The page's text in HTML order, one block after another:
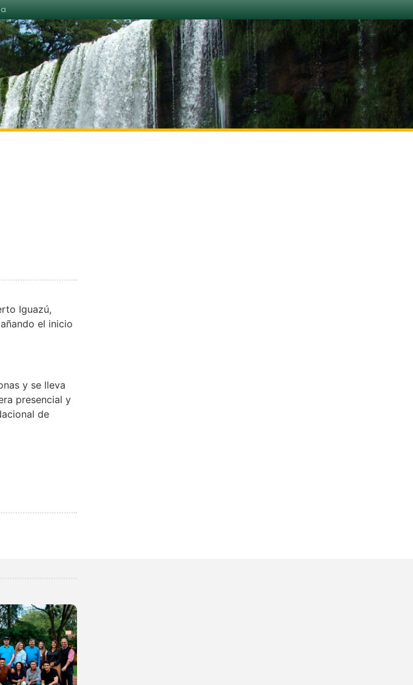
Iguazú,
el inicio
y se lleva
presencial y
de